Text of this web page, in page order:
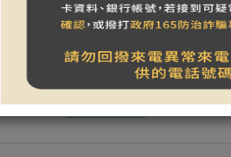
「城門城門雞蛋糕，三十六
更多設施資訊